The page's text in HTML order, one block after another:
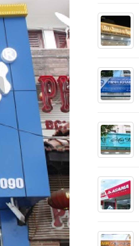
hiệu spa Thuận
Dương
biển quảng cáo
Bình Dương
hiệu salon tóc
biển quảng cáo
quảng cáo